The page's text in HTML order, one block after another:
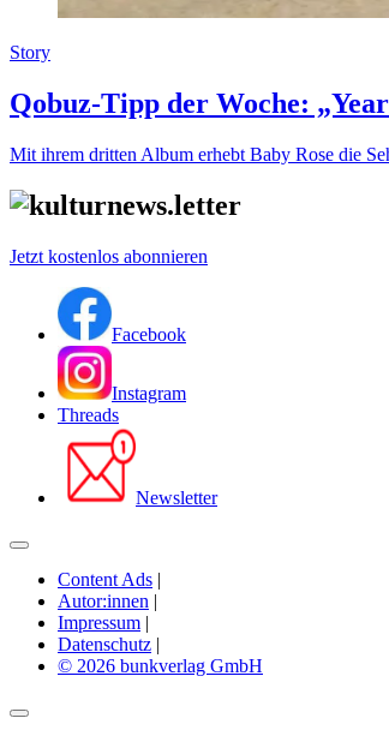
Story
Qobuz-Tipp der Woche:
Mit ihrem dritten Album erhebt Baby Rose die
Jetzt kostenlos abonnieren
Facebook
Instagram
Threads
Newsletter
Content Ads |
Autor:innen |
Impressum |
Datenschutz |
© 2026 bunkverlag GmbH